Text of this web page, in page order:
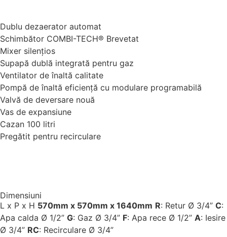
Dublu dezaerator automat
Schimbător COMBI-TECH® Brevetat
Mixer silențios
Supapă dublă integrată pentru gaz
Ventilator de înaltă calitate
Pompă de înaltă eficiență cu modulare programabilă
Valvă de deversare nouă
Vas de expansiune
Cazan 100 litri
Pregătit pentru recirculare
Dimensiuni
L x P x H 570mm x 570mm x 1640mm R: Retur Ø 3/4” C:
Apa calda Ø 1/2” G: Gaz Ø 3/4” F: Apa rece Ø 1/2” A: Iesire
Ø 3/4” RC: Recirculare Ø 3/4”